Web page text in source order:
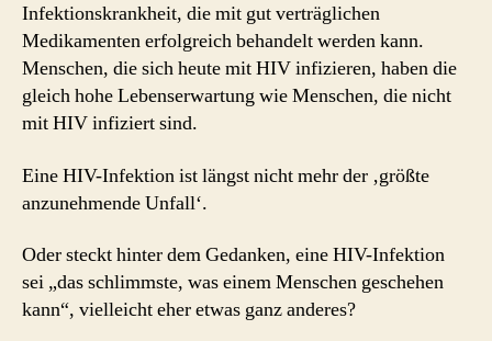
Infektionskrankheit, die mit gut verträglichen
Medikamenten erfolgreich behandelt werden kann.
Menschen, die sich heute mit HIV infizieren, haben die
gleich hohe Lebenserwartung wie Menschen, die nicht
mit HIV infiziert sind.
Eine HIV-Infektion ist längst nicht mehr der ‚größte
anzunehmende Unfall‘.
Oder steckt hinter dem Gedanken, eine HIV-Infektion
sei „das schlimmste, was einem Menschen geschehen
kann“, vielleicht eher etwas ganz anderes?